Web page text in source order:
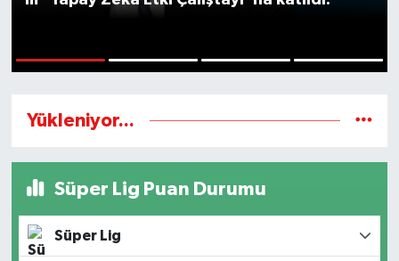
Yükleniyor...
Süper Lig Puan Durumu
Süper Lig